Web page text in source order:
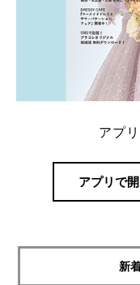
アプ
アプリで開
新